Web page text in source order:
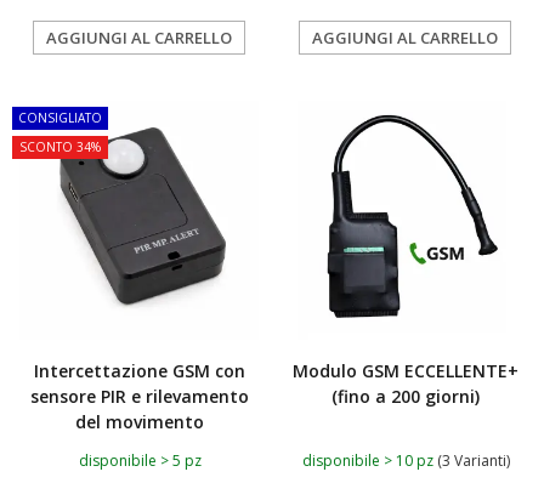
AGGIUNGI AL CARRELLO AGGIUNGI AL CARRELLO
CONSIGLIATO
SCONTO 34%
Intercettazione GSM con
sensore PIR e rilevamento
del movimento
disponibile > 5 pz
Modulo GSM ECCELLENTE+
(fino a 200 giorni)
disponibile > 10 pz (3 Varianti)